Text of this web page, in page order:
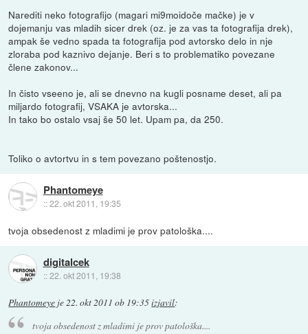
Narediti neko fotografijo (magari mi9moidoče mačke) je v
dojemanju vas mladih sicer drek (oz. je za vas ta fotografija drek),
ampak še vedno spada ta fotografija pod avtorsko delo in nje
zloraba pod kaznivo dejanje. Beri s to problematiko povezane
člene zakonov...
In čisto vseeno je, ali se dnevno na kugli posname deset, ali pa
miljardo fotografij, VSAKA je avtorska...
In tako bo ostalo vsaj še 50 let. Upam pa, da 250.
Toliko o avtortvu in s tem povezano poštenostjo.
Phantomeye
::22. okt 2011, 19:35
tvoja obsedenost z mladimi je prov patološka....
digitalcek
::22. okt 2011, 19:38
Phantomeye je22. okt 2011 ob 19:35izjavil:
tvoja obsedenost z mladimi je prov patološka....